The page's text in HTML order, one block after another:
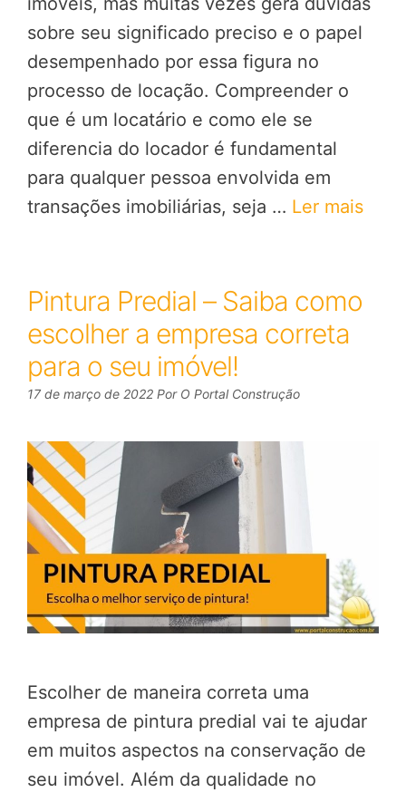
sobre seu significado preciso e o papel
desempenhado por essa figura no
processo de locação. Compreender o
que é um locatário e como ele se
diferencia do locador é fundamental
para qualquer pessoa envolvida em
transações imobiliárias, seja … Ler mais
Pintura Predial – Saiba como
escolher a empresa correta
para o seu imóvel!
17 de março de 2022 Por O Portal Construção
Escolher de maneira correta uma
empresa de pintura predial vai te ajudar
em muitos aspectos na conservação de
seu imóvel. Além da qualidade no